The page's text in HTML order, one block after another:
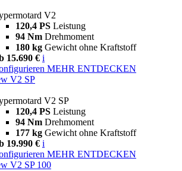
V2
120,4 PS Leistung
94 Nm Drehmoment
180 kg Gewicht ohne Kraftstoff
15.690 € i
MEHR ENTDECKEN
V2 SP
V2 SP
120,4 PS Leistung
94 Nm Drehmoment
177 kg Gewicht ohne Kraftstoff
19.990 € i
MEHR ENTDECKEN
V2 SP 100